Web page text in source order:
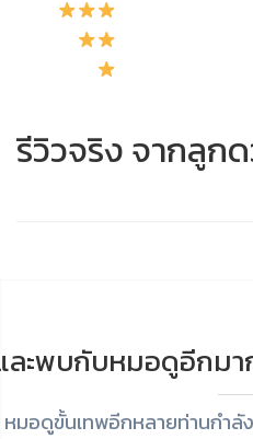
รีวิวจริง จากลูก
ละพบกับหมอดูอีกมา
หมอดูขั้นเทพอีกหลายท่านกำลั